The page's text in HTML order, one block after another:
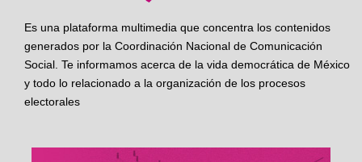
Es una plataforma multimedia que concentra los contenidos
generados por la Coordinación Nacional de Comunicación
Social. Te informamos acerca de la vida democrática de México
y todo lo relacionado a la organización de los procesos
electorales